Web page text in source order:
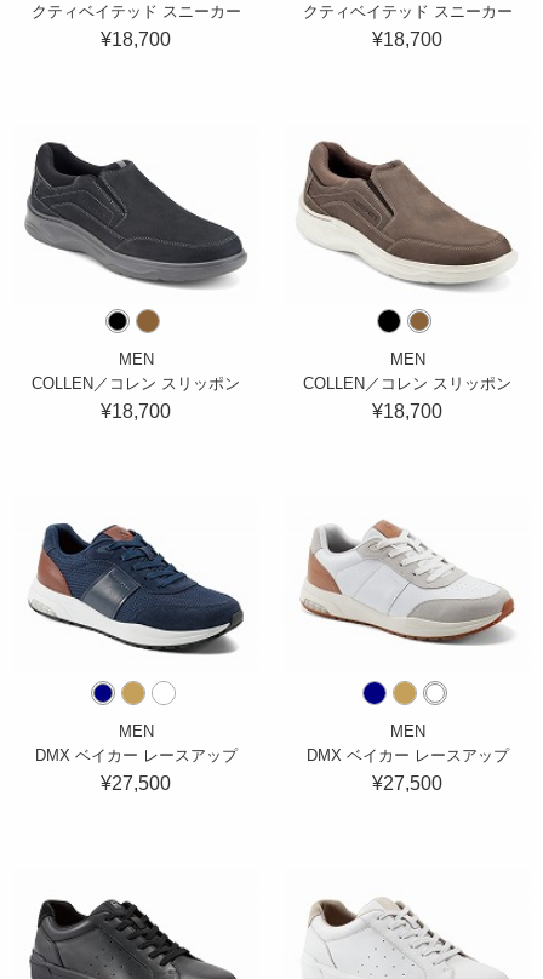
クティベイテッド スニーカー
¥18,700
クティベイテッド スニーカー
¥18,700
MEN
COLLEN／コレン スリッポン
¥18,700
MEN
COLLEN／コレン スリッポン
¥18,700
MEN
DMX ベイカー レースアップ
¥27,500
MEN
DMX ベイカー レースアップ
¥27,500